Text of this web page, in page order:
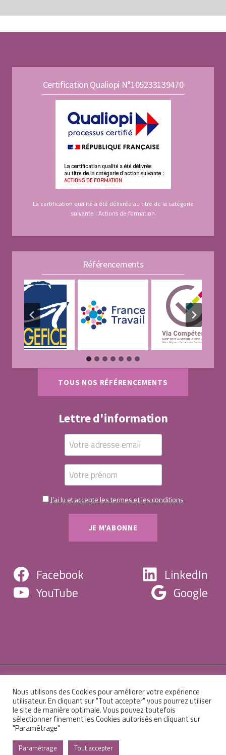
Certification Qualiopi N°105233139470
La certification qualité a été délivrée au titre de la catégorie
suivante : Actions de formation
Référencements
TOUS NOS RÉFÉRENCEMENTS
Lettre d'information
J'ai lu et accepte les termes et les conditions
Facebook
LinkedIn
YouTube
Google
© 2026 Centre de formation Christine Robert -
Mentions légales-Sitemap-Administration
Nous utilisons des Cookies pour améliorer votre expérience
utilisateur. En cliquant sur "Tout accepter" vous pourrez utiliser
le site de manière optimale. Vous pouvez toutefois
sélectionner finement les Cookies autorisés en cliquant sur
"Paramétrage"
Paramétrage Tout accepter